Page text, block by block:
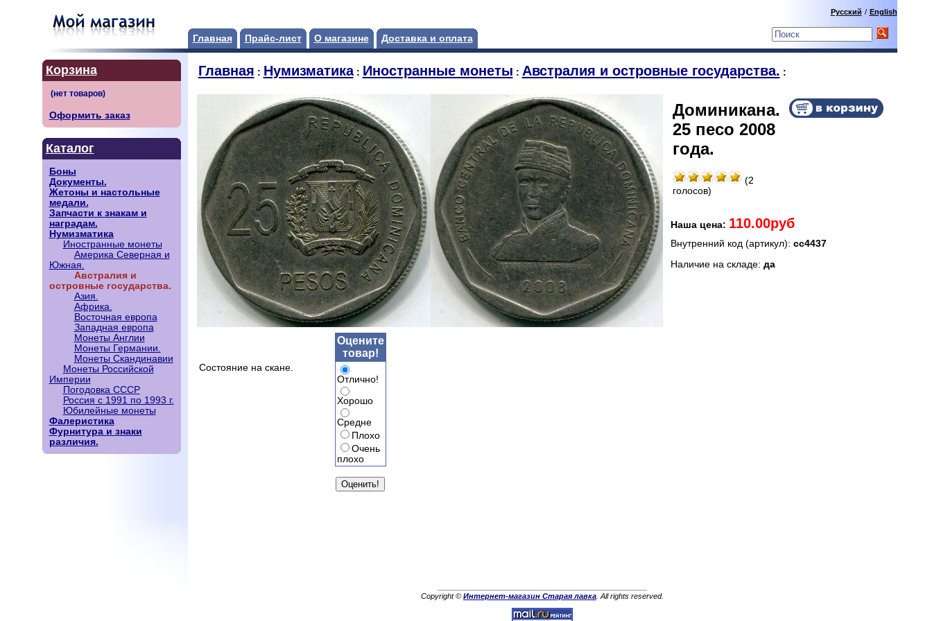
Главная Прайс-лист О магазине Доставка и оплата
Русский / English
Корзина
Оформить заказ
Каталог
Боны
Документы.
Жетоны и настольные
медали.
Запчасти к знакам и
наградам.
Нумизматика
Иностранные монеты
Америка Северная и
Южная.
Австралия и
островные государства.
Азия.
Африка.
Восточная европа
Западная европа
Монеты Англии
Монеты Германии.
Монеты Скандинавии
Монеты Российской
Империи
Погодовка СССР
Россия с 1991 по 1993 г.
Юбилейные монеты
Фалеристика
Фурнитура и знаки
различия.
Главная : Нумизматика: Иностранные монеты : Австралия и островные государства. :
Доминикана.
25 песо 2008
года.
(2
голосов)
Наша цена: 110.00руб
Внутренний код (артикул): сс4437
Наличие на складе: да
Состояние на скане.
Оцените
товар!
Отлично!
Хорошо
Средне
Плохо
Очень
плохо
Copyright © Интернет-магазин Старая лавка . All rights reserved.